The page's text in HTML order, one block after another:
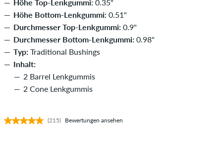
Höhe Top-Lenkgummi: 0.35"
Höhe Bottom-Lenkgummi: 0.51"
Durchmesser Top-Lenkgummi: 0.9"
Durchmesser Bottom-Lenkgummi: 0.98"
Typ: Traditional Bushings
Inhalt:
2 Barrel Lenkgummis
2 Cone Lenkgummis
(215) Bewertungen ansehen